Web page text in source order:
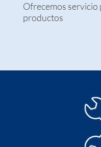
Ofrecemos
productos